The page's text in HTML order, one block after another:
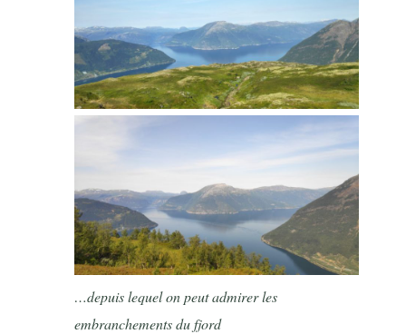
…depuis lequel on peut admirer les
embranchements du fjord